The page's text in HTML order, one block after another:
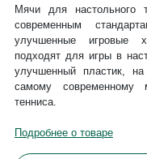
Мячи для настольного
современным
улучшенные игровые
подходят для игры в
улучшенный пластик,
самому современному
тенниса.
Подробнее о товаре